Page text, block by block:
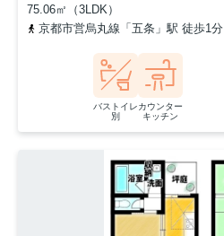
75.06㎡（3LDK）
京都市営烏丸線「五条」駅 徒歩1分
バストイレ
別
カウンター
キッチン